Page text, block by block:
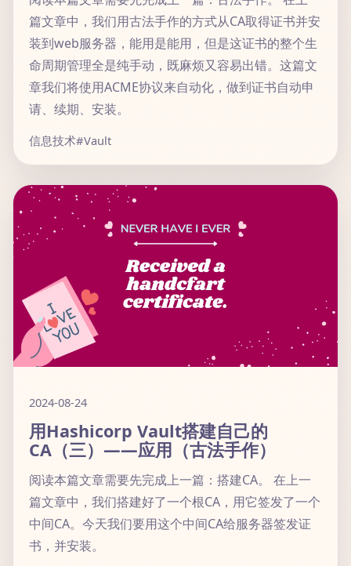
篇文章中，我们用古法手作的方式从CA取得证书并安
装到web服务器，能用是能用，但是这证书的整个生
命周期管理全是纯手动，既麻烦又容易出错。这篇文
章我们将使用ACME协议来自动化，做到证书自动申
请、续期、安装。
信息技术#Vault
2024-08-24
用Hashicorp Vault搭建自己的
CA（三）——应用（古法手作）
阅读本篇文章需要先完成上一篇：搭建CA。 在上一
篇文章中，我们搭建好了一个根CA，用它签发了一个
中间CA。今天我们要用这个中间CA给服务器签发证
书，并安装。